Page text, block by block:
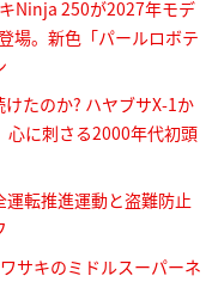
Ninja 250が2027年モデ
場。新色「パールロボテ
たのか? ハヤブサX-1か
心に刺さる2000年代初頭
転推進運動と盗難防止
サキのミドルスーパーネ